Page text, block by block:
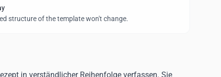
structure of the template won't change.
in verständlicher Reihenfolge verfassen. Sie